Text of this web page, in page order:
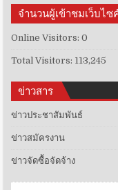
จำนวนผู้เข้าชมเว็บไซ
Online Visitors:0
Total Visitors: 113,245
ข่าวสาร
ข่าวประชาสัมพันธ์
ข่าวสมัครงาน
ข่าวจัดซื้อจัดจ้าง